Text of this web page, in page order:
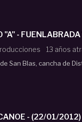
Cadete DISTRITO
13 años
San Blas, cancha de
Cadete ESTUDIANTES Vs.